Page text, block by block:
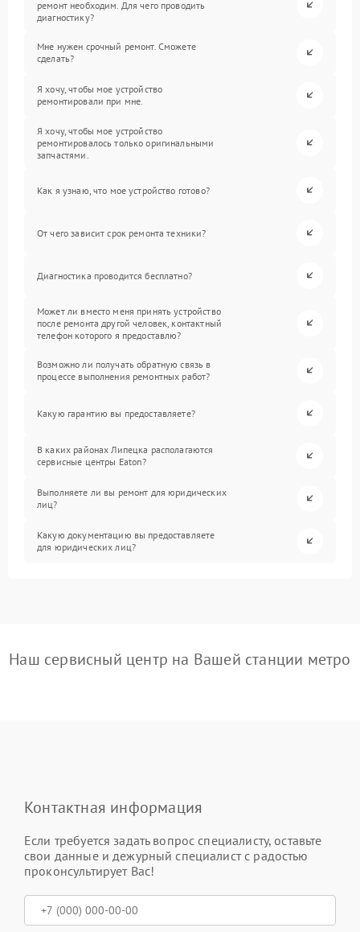
ремонт необходим. Для чего проводить
диагностику?
Мне нужен срочный ремонт. Сможете
сделать?
Я хочу, чтобы мое устройство
ремонтировали при мне.
Я хочу, чтобы мое устройство
ремонтировалось только оригинальными
запчастями.
Как я узнаю, что мое устройство готово?
От чего зависит срок ремонта техники?
Диагностика проводится бесплатно?
Может ли вместо меня принять устройство
после ремонта другой человек, контактный
телефон которого я предоставлю?
Возможно ли получать обратную связь в
процессе выполнения ремонтных работ?
Какую гарантию вы предоставляете?
В каких районах Липецка располагаются
сервисные центры Eaton?
Выполняете ли вы ремонт для юридических
лиц?
Какую документацию вы предоставляете
для юридических лиц?
Наш сервисный центр на Вашей станции метро
Контактная информация
Если требуется задать вопрос специалисту, оставьте
свои данные и дежурный специалист с радостью
проконсультирует Вас!